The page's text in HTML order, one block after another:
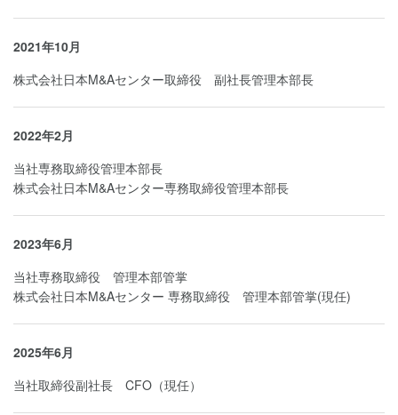
2021年10月
株式会社日本M&Aセンター取締役 副社長管理本部長
2022年2月
当社専務取締役管理本部長
株式会社日本M&Aセンター専務取締役管理本部長
2023年6月
当社専務取締役 管理本部管掌
株式会社日本M&Aセンター 専務取締役 管理本部管掌(現任)
2025年6月
当社取締役副社長 CFO（現任）